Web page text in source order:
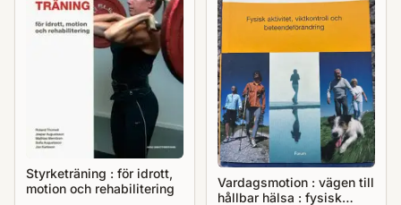
Styrketräning : för idrott,
motion och rehabilitering
Vardagsmotion : vägen till
hållbar hälsa : fysisk